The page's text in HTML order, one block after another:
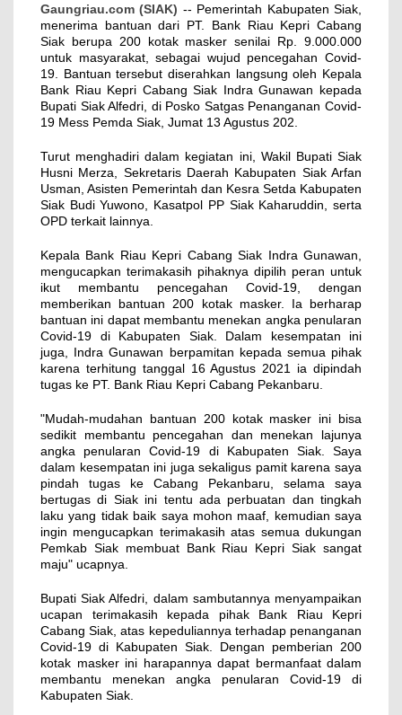
Gaungriau.com (SIAK) -- Pemerintah Kabupaten Siak,
menerima bantuan dari PT. Bank Riau Kepri Cabang
Siak berupa 200 kotak masker senilai Rp. 9.000.000
untuk masyarakat, sebagai wujud pencegahan Covid-
19. Bantuan tersebut diserahkan langsung oleh Kepala
Bank Riau Kepri Cabang Siak Indra Gunawan kepada
Bupati Siak Alfedri, di Posko Satgas Penanganan Covid-
19 Mess Pemda Siak, Jumat 13 Agustus 202.
Turut menghadiri dalam kegiatan ini, Wakil Bupati Siak
Husni Merza, Sekretaris Daerah Kabupaten Siak Arfan
Usman, Asisten Pemerintah dan Kesra Setda Kabupaten
Siak Budi Yuwono, Kasatpol PP Siak Kaharuddin, serta
OPD terkait lainnya.
Kepala Bank Riau Kepri Cabang Siak Indra Gunawan,
mengucapkan terimakasih pihaknya dipilih peran untuk
ikut membantu pencegahan Covid-19, dengan
memberikan bantuan 200 kotak masker. Ia berharap
bantuan ini dapat membantu menekan angka penularan
Covid-19 di Kabupaten Siak. Dalam kesempatan ini
juga, Indra Gunawan berpamitan kepada semua pihak
karena terhitung tanggal 16 Agustus 2021 ia dipindah
tugas ke PT. Bank Riau Kepri Cabang Pekanbaru.
"Mudah-mudahan bantuan 200 kotak masker ini bisa
sedikit membantu pencegahan dan menekan lajunya
angka penularan Covid-19 di Kabupaten Siak. Saya
dalam kesempatan ini juga sekaligus pamit karena saya
pindah tugas ke Cabang Pekanbaru, selama saya
bertugas di Siak ini tentu ada perbuatan dan tingkah
laku yang tidak baik saya mohon maaf, kemudian saya
ingin mengucapkan terimakasih atas semua dukungan
Pemkab Siak membuat Bank Riau Kepri Siak sangat
maju" ucapnya.
Bupati Siak Alfedri, dalam sambutannya menyampaikan
ucapan terimakasih kepada pihak Bank Riau Kepri
Cabang Siak, atas kepeduliannya terhadap penanganan
Covid-19 di Kabupaten Siak. Dengan pemberian 200
kotak masker ini harapannya dapat bermanfaat dalam
membantu menekan angka penularan Covid-19 di
Kabupaten Siak.